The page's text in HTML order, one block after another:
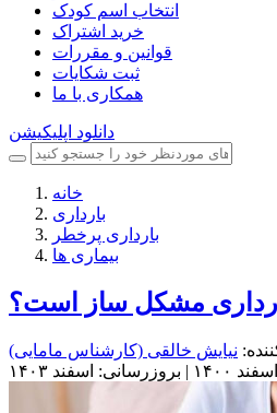
انتخاب اسم کودک
خرید اشتراک
قوانین و مقررات
ثبت شکایات
همکاری با ما
دانلود اپلیکیشن
خانه
بارداری
بارداری پرخطر
بیماری ها
مشکل ساز است؟
نیایش خالقی (کارشناس مامایی)
اسفند ۱۴۰۳